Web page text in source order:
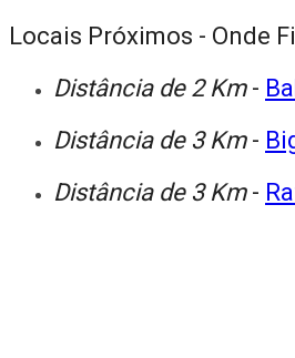
Locais Próximos - Onde
Distância de 2 Km -
Distância de 3 Km -
Distância de 3 Km -